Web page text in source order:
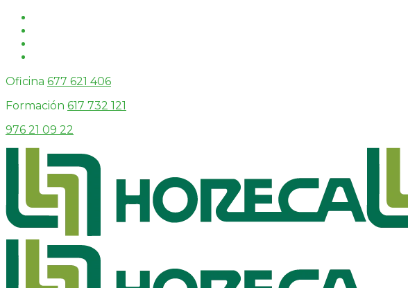
Oficina 677 621 406
Formación 617 732 121
976 21 09 22